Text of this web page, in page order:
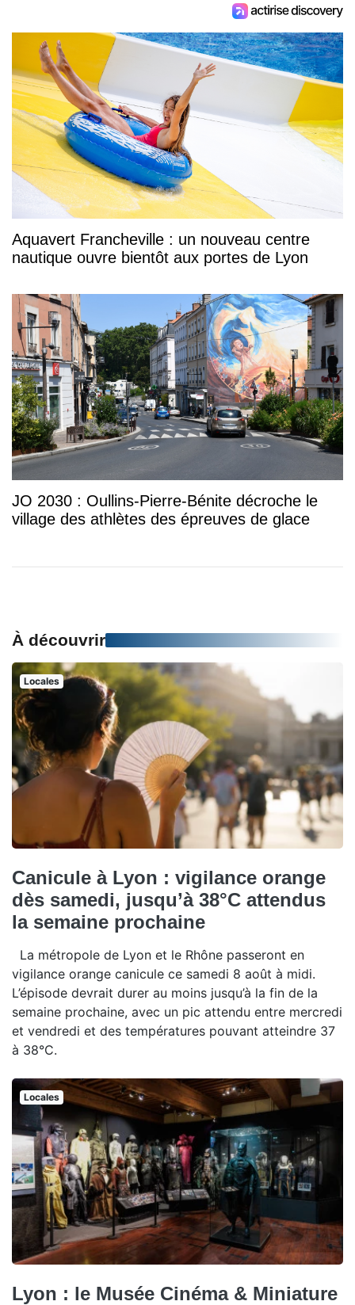
Aquavert Francheville : un nouveau centre
nautique ouvre bientôt aux portes de Lyon
JO 2030 : Oullins-Pierre-Bénite décroche le
village des athlètes des épreuves de glace
À découvrir
Locales
Canicule à Lyon : vigilance orange
dès samedi, jusqu’à 38°C attendus
la semaine prochaine
La métropole de Lyon et le Rhône passeront en
vigilance orange canicule ce samedi 8 août à midi.
L’épisode devrait durer au moins jusqu’à la fin de la
semaine prochaine, avec un pic attendu entre mercredi
et vendredi et des températures pouvant atteindre 37
à 38°C.
Locales
Lyon : le Musée Cinéma & Miniature